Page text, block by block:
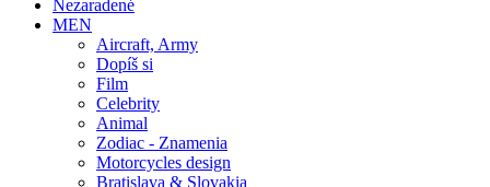
Nezaradené
MEN
Aircraft, Army
Dopíš si
Film
Celebrity
Animal
Zodiac - Znamenia
Motorcycles design
Bratislava & Slovakia